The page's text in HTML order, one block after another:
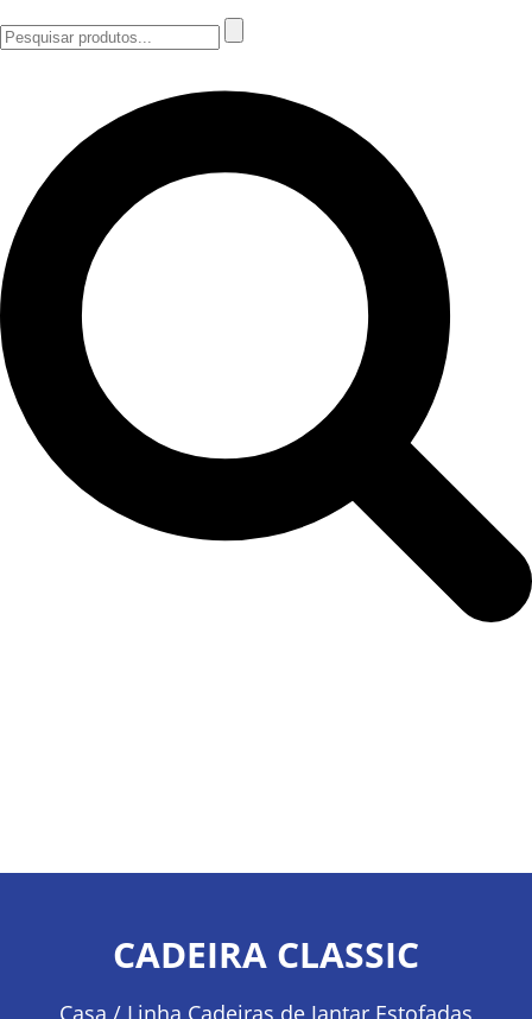
CADEIRA CLASSIC
Casa / Linha Cadeiras de Jantar Estofadas